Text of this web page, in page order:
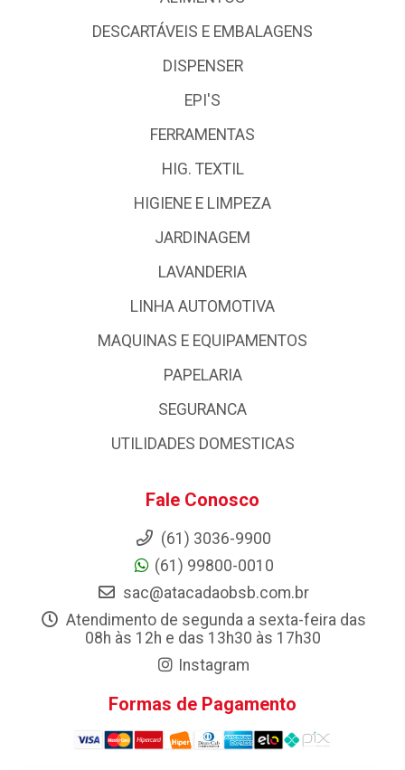
DESCARTÁVEIS E EMBALAGENS
DISPENSER
EPI'S
FERRAMENTAS
HIG. TEXTIL
HIGIENE E LIMPEZA
JARDINAGEM
LAVANDERIA
LINHA AUTOMOTIVA
MAQUINAS E EQUIPAMENTOS
PAPELARIA
SEGURANCA
UTILIDADES DOMESTICAS
Fale Conosco
(61) 3036-9900
(61) 99800-0010
sac@atacadaobsb.com.br
Atendimento de segunda a sexta-feira das
08h às 12h e das 13h30 às 17h30
Instagram
Formas de Pagamento